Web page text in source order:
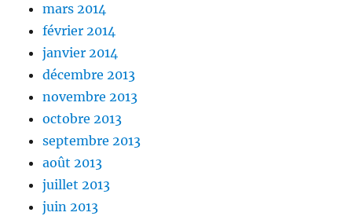
mars 2014
février 2014
janvier 2014
décembre 2013
novembre 2013
octobre 2013
septembre 2013
août 2013
juillet 2013
juin 2013